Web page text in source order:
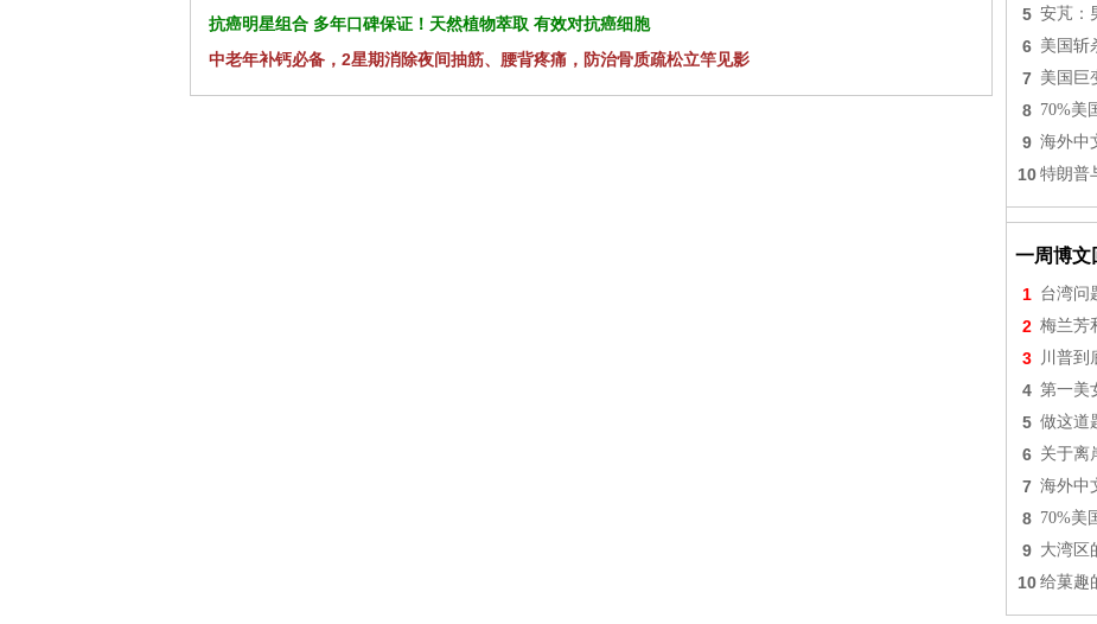
抗癌明星组合 多年口碑保证！天然植物萃取 有效对抗癌细胞
中老年补钙必备，2星期消除夜间抽筋、腰背疼痛，防治骨质疏松立竿见影
5 安芃：
6 美国斩
7 美国巨
8 70%美
9 海外中
10 特朗普
一周博文
1 台湾问
2 梅兰芳
3 川普到
4 第一美
5 做这道
6 关于离
7 海外中
8 70%美
9 大湾区
10 给菓趣